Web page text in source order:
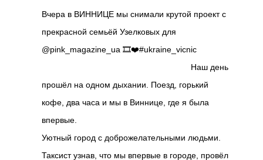
Вчера в ВИННИЦЕ мы снимали крутой проект с
прекрасной семьёй Узелковых для
@pink_magazine_ua 🎞❤️#ukraine_vicnic
⠀⠀⠀⠀⠀⠀⠀⠀⠀⠀⠀⠀⠀⠀⠀⠀⠀⠀⠀⠀⠀⠀⠀⠀⠀ Наш день
прошёл на одном дыхании. Поезд, горький
кофе, два часа и мы в Виннице, где я была
впервые. ⠀⠀⠀⠀⠀⠀⠀⠀⠀⠀⠀⠀⠀⠀⠀⠀⠀⠀⠀⠀⠀⠀⠀⠀⠀
Уютный город с доброжелательными людьми.
Таксист узнав, что мы впервые в городе, провёл